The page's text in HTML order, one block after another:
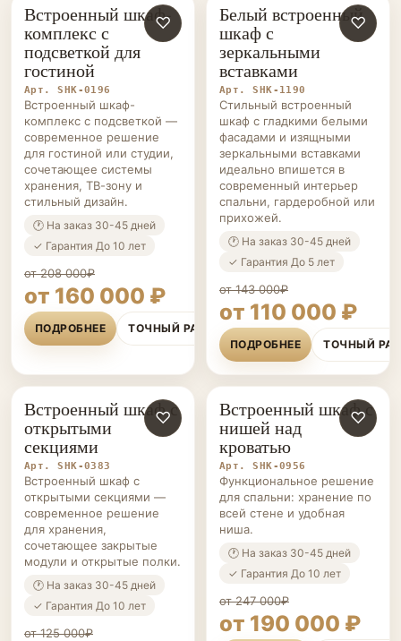
ШКАФЫ НА ЗАКАЗ ♡
Встроенный шкаф-
комплекс с
подсветкой для
гостиной
Арт. SHK-0196
Встроенный шкаф-
комплекс с подсветкой —
современное решение
для гостиной или студии,
сочетающее системы
хранения, ТВ-зону и
стильный дизайн.
🕐 На заказ 30-45 дней
✓ Гарантия До 10 лет
от 208 000₽
от 160 000 ₽
ПОДРОБНЕЕ ТОЧНЫЙ РАСЧЁТ
ШКАФЫ НА ЗАКАЗ ♡
Белый встроенный
шкаф с
зеркальными
вставками
Арт. SHK-1190
Стильный встроенный
шкаф с гладкими белыми
фасадами и изящными
зеркальными вставками
идеально впишется в
современный интерьер
спальни, гардеробной или
прихожей.
🕐 На заказ 30-45 дней
✓ Гарантия До 5 лет
от 143 000₽
от 110 000 ₽
ПОДРОБНЕЕ ТОЧНЫЙ
ШКАФЫ НА ЗАКАЗ ♡
Встроенный шкаф с
открытыми
секциями
Арт. SHK-0383
Встроенный шкаф с
открытыми секциями —
современное решение
для хранения,
сочетающее закрытые
модули и открытые полки.
🕐 На заказ 30-45 дней
✓ Гарантия До 10 лет
от 125 000₽
ШКАФЫ НА ЗАКАЗ ♡
Встроенный шкаф с
нишей над
кроватью
Арт. SHK-0956
Функциональное решение
для спальни: хранение по
всей стене и удобная
ниша.
🕐 На заказ 30-45 дней
✓ Гарантия До 10 лет
от 247 000₽
от 190 000 ₽